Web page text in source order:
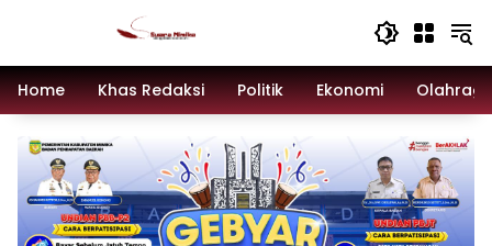
Home
Khas Redaksi Politik Ekonomi